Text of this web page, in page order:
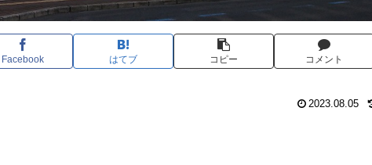
Facebook はてブ コピー コメント
2023.08.05